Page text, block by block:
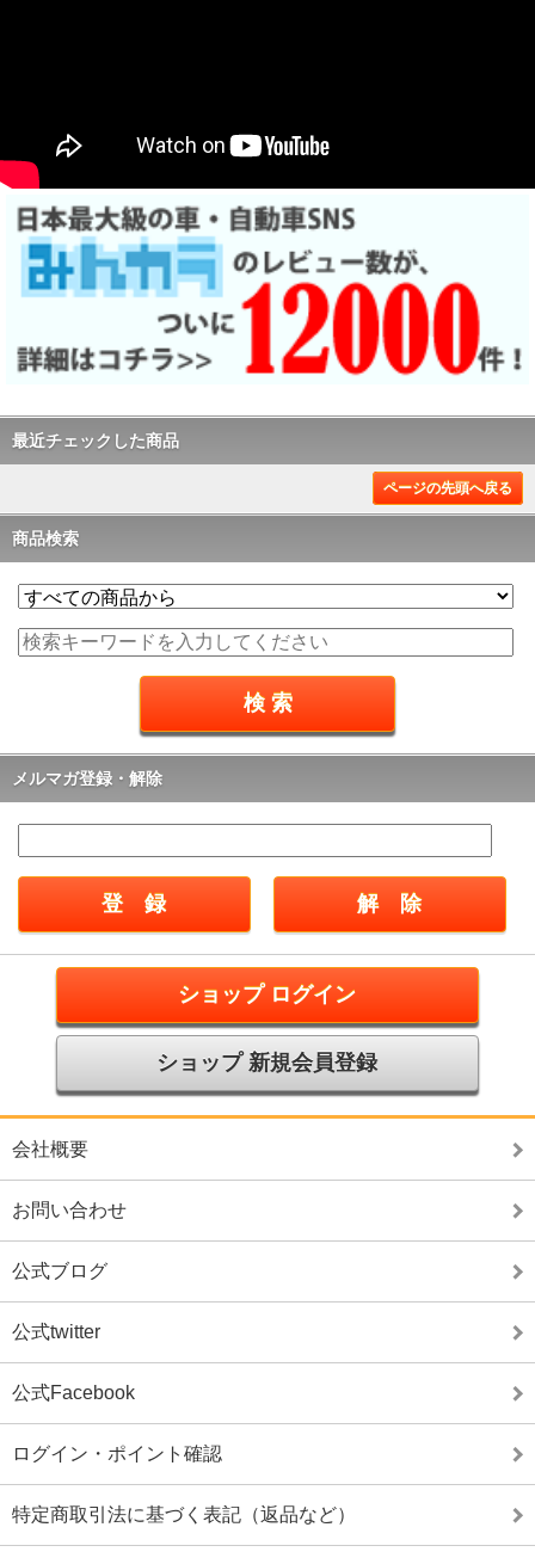
最近チェックした商品
ページの先頭へ戻る
商品検索
メルマガ登録・解除
ショップ ログイン
ショップ 新規会員登録
会社概要
お問い合わせ
公式ブログ
公式twitter
公式Facebook
ログイン・ポイント確認
特定商取引法に基づく表記（返品など）